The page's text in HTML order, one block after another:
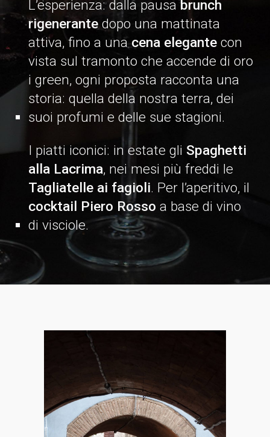
L’esperienza: dalla pausabrunch
rigenerante dopo una mattinata
attiva, fino a unacena elegante con
vista sul tramonto che accende di oro
i green, ogni proposta racconta una
storia: quella della nostra terra, dei
suoi profumi e delle sue stagioni.
I piatti iconici: in estate gli Spaghetti
alla Lacrima, nei mesi più freddi le
Tagliatelle ai fagioli. Per l’aperitivo, il
cocktail Piero Rosso a base di vino
di visciole.